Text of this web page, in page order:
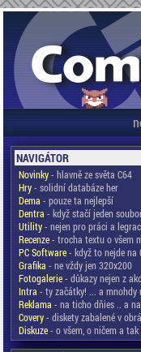
NAVIGÁTOR
Novinky- hlavně ze světa C64
Hry- solidní databáze her
Dema - pouze ta nejlepší
Dentra - když stačí jeden
Utility- nejen pro práci a
Recenze- trocha textu o všem
PC Software- když to nejde na
Grafika - ne vždy jen 320x200
Fotogalerie- důkazy nejen z
Intra - ty začátky! ... a mnohdy
Reklama - na ticho dňies .. a
Covery- diskety zabalené v
Diskuze- o všem, o ničem a tak